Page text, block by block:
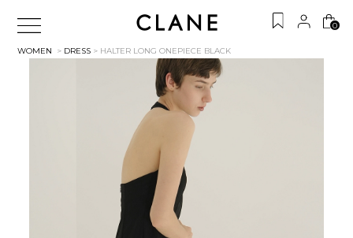
0
WOMEN > DRESS > HALTER LONG ONEPIECE BLACK